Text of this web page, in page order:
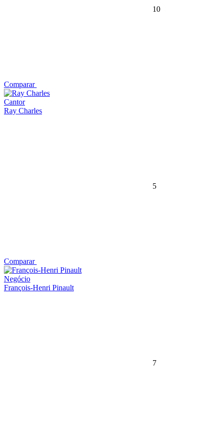
10
Comparar
Cantor
Ray Charles
5
Comparar
Negócio
François-Henri Pinault
7